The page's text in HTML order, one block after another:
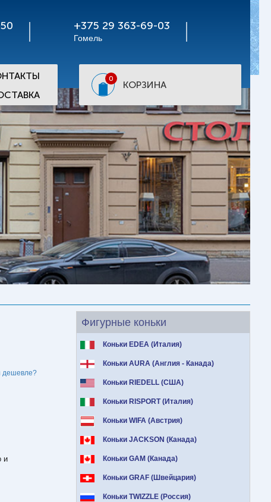
+375 29 363-69-03
Гомель
0
КОРЗИНА
Фигурные коньки
Коньки EDEA (Италия)
Коньки AURA (Англия - Канада)
Коньки RIEDELL (США)
Коньки RISPORT (Италия)
Коньки WIFA (Австрия)
Коньки JACKSON (Канада)
Коньки GAM (Канада)
Коньки GRAF (Швейцария)
Коньки TWIZZLE (Россия)
и